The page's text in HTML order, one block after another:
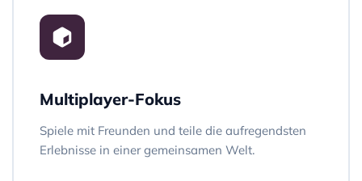
Multiplayer-Fokus
Spiele mit Freunden und teile die aufregendsten
Erlebnisse in einer gemeinsamen Welt.